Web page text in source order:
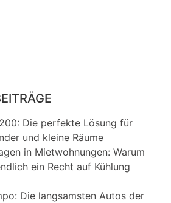
Die perfekte Lösung für
und kleine Räume
in Mietwohnungen: Warum
ein Recht auf Kühlung
Die langsamsten Autos der